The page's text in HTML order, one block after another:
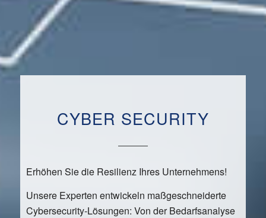
CYBER SECURITY
Erhöhen Sie die Resilienz Ihres Unternehmens!
Unsere Experten entwickeln maßgeschneiderte
Cybersecurity-Lösungen: Von der Bedarfsanalyse